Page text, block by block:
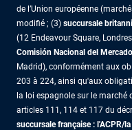
de l’Union européenne
modifié ; (3) succursale
(12 Endeavour Square,
Comisión Nacional del
Madrid), conformément aux
203 à 224, ainsi qu'aux
la loi espagnole sur le marché
articles 111, 114 et 117 du
succursale française : l'ACPR/